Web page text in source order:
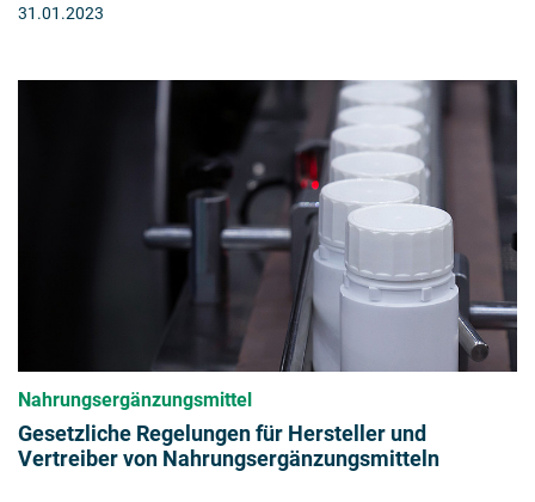
31.01.2023
Nahrungsergänzungsmittel
Gesetzliche Regelungen für Hersteller und
Vertreiber von Nahrungsergänzungsmitteln